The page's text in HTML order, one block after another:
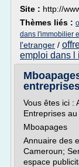
Site : http://
Thèmes liés :
dans l'immobilier
l'etranger /
emploi dans l
Vous êtes ici :
Entreprises
Mboapages
Annuaire des
Cameroun;
espace